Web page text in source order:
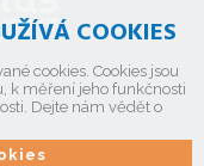
COOKIES
cookies. Cookies jsou
k měření jeho funkčnosti
Dejte nám vědět o